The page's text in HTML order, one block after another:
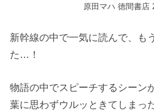
原田マハ 徳間書店
新幹線の中で一気に読んで、も
た…！
物語の中でスピーチするシーン
葉に思わずウルッときてしまっ